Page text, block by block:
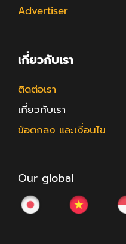
Advertiser
เกี่ยวกับเรา
ติดต่อเรา
เกี่ยวกับเรา
ข้อตกลง และเงื่อนไข
Our global